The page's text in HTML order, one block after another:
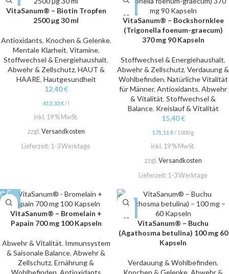
VitaSanum® – Biotin Tropfen
2500 µg 30 ml
Antioxidants, Knochen & Gelenke,
Mentale Klarheit, Vitamine,
Stoffwechsel & Energiehaushalt,
Abwehr & Zellschutz, HAUT &
HAARE, Hautgesundheit
12,40€
413,33€/ l
inkl. 19 % MwSt.
zzgl. Versandkosten
Lieferzeit: 1-3 Werktage
VitaSanum® – Bockshornklee
(Trigonella foenum-graecum)
370 mg 90 Kapseln
Stoffwechsel & Energiehaushalt,
Abwehr & Zellschutz, Verdauung &
Wohlbefinden, Natürliche Vitalität
für Männer, Antioxidants, Abwehr
& Vitalität, Stoffwechsel &
Balance, Kreislauf & Vitalität
15,40€
171,11 €/ 1000 g
inkl. 19 % MwSt.
zzgl. Versandkosten
Lieferzeit: 1-3 Werktage
VitaSanum® – Bromelain +
Papain 700 mg 100 Kapseln
Abwehr & Vitalität, Immunsystem
& Saisonale Balance, Abwehr &
Zellschutz, Ernährung &
Wohlbefinden, Antioxidants
VitaSanum® – Buchu
(Agathosma betulina) 100 mg 60
Kapseln
Verdauung & Wohlbefinden,
Knochen & Gelenke, Abwehr &